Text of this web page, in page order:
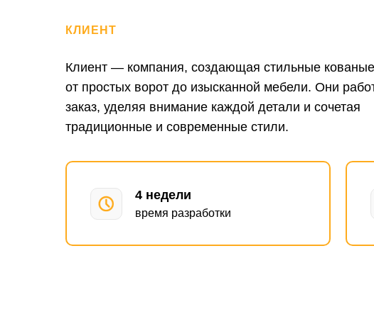
Клиент — компания, создающая стильные
от простых ворот до изысканной мебели. Они
заказ, уделяя внимание каждой детали и сочетая
традиционные и современные стили.
КЛИЕНТ
4 недели
время разработки